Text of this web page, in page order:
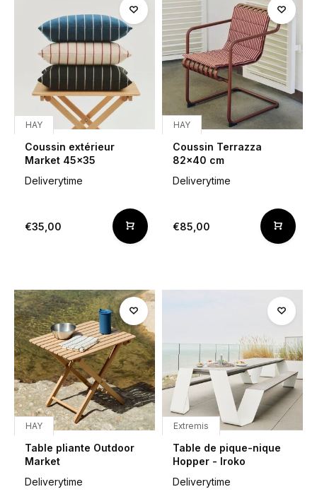
HAY
Coussin extérieur
Market 45x35
Deliverytime
€35,00
HAY
Coussin Terrazza
82x40 cm
Deliverytime
€85,00
HAY
Table pliante Outdoor
Market
Deliverytime
Extremis
Table de pique-nique
Hopper - Iroko
Deliverytime